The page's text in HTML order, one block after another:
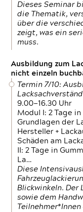
Dieses Seminar
die Thematik,
über die
zeigt, was ein
muss.
Ausbildung zum
nicht einzeln
Termin 7/10:
9.00—16.30 Uhr
Modul I: 2 Tage
Grundlagen der
Hersteller +
Schäden am
II: 2 Tage in
La…
Diese
Blickwinkeln. Der
sowie dem